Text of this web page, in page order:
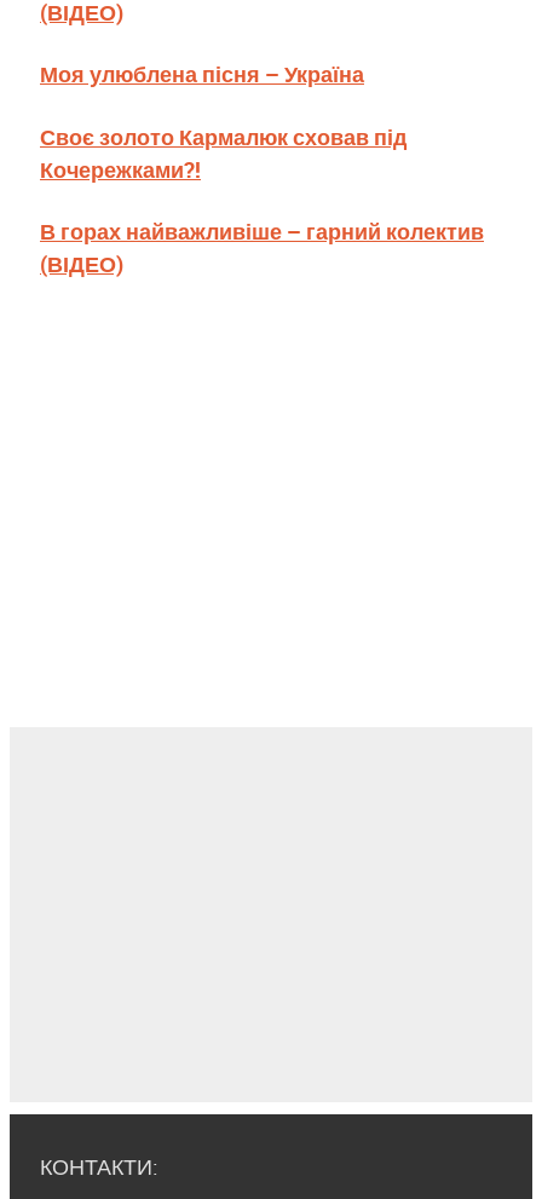
(ВІДЕО)
Моя улюблена пісня – Україна
Своє золото Кармалюк сховав під
Кочережками?!
В горах найважливіше – гарний колектив
(ВІДЕО)
КОНТАКТИ: